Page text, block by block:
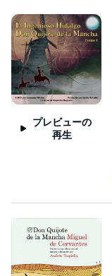
プレビューの
再生